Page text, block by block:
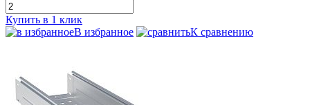
Купить в 1 клик
В избранное
К сравнению